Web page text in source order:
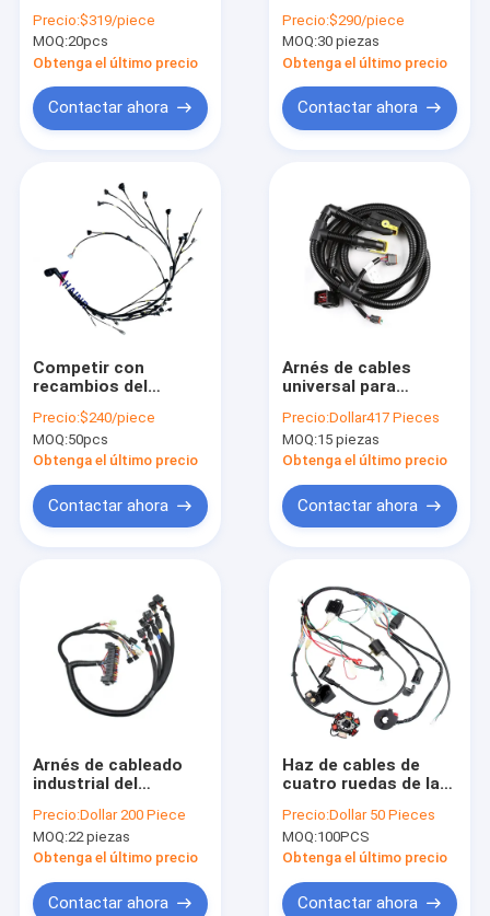
Sobre nosotros
Viaje de la fábrica
Noticias
Casos
Equipment del
excavador
Precio:$319/piece
MOQ:20pcs
Obtenga el último precio
Contactar ahora
motor del camión
Precio:$290/piece
MOQ:30 piezas
Obtenga el último precio
Contactar ahora
Competir con
recambios del
la haz de cables del
mercado de
accesorios del arnés
Precio:$240/piece
MOQ:50pcs
Obtenga el último precio
Contactar ahora
Arnés de cables
universal para
14631808 Premium
Precio:Dollar417 Pieces
MOQ:15 piezas
Obtenga el último precio
Contactar ahora
Arnés de cableado
industrial del
electrónico
integrado del
estante del cargador
Precio:Dollar 200 Piece
MOQ:22 piezas
Obtenga el último precio
Contactar ahora
Haz de cables de
cuatro ruedas de la
accesorios de la
motocicleta ATV de
Off Road
Precio:Dollar 50 Pieces
MOQ:100PCS
Obtenga el último precio
Contactar ahora